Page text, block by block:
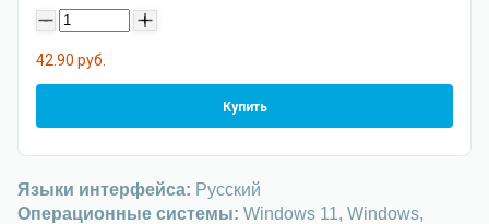
- +
42.90 руб.
Купить
Языки интерфейса: Русский
Операционные системы: Windows 11, Windows,